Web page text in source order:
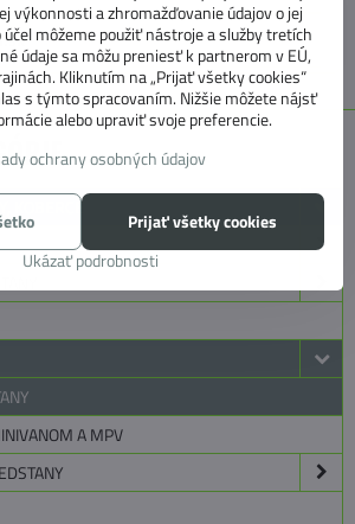
KOBERCE
A MPV
výkonnosti a zhromažďovanie údajov o jej
môžeme použiť nástroje a služby tretích
údaje sa môžu preniesť k partnerom v EÚ,
Kliknutím na „Prijať všetky cookies“
s týmto spracovaním. Nižšie môžete nájsť
alebo upraviť svoje preferencie.
ochrany osobných údajov
Ukázať podrobnosti
Prijať všetky cookies